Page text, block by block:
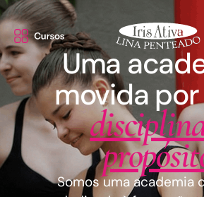
Uma
movida
Somos uma academia